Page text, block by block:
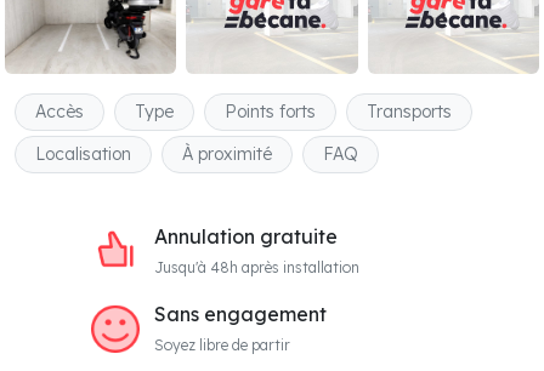
Accès Type Points forts
Transports
Localisation
À proximité FAQ
Annulation gratuite
Jusqu'à 48h après installation
Sans engagement
Soyez libre de partir